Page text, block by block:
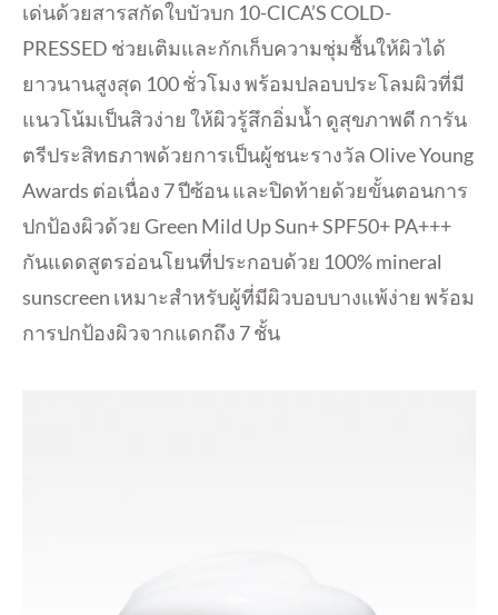
เด่นด้วยสารสกัดใบบัวบก 10-CICA’S COLD-
PRESSED ช่วยเติมและกักเก็บความชุ่มชื้นให้ผิวได้
ยาวนานสูงสุด 100 ชั่วโมง พร้อมปลอบประโลมผิวที่มี
แนวโน้มเป็นสิวง่าย ให้ผิวรู้สึกอิ่มน้ำ ดูสุขภาพดี การัน
ตรีประสิทธภาพด้วยการเป็นผู้ชนะรางวัล Olive Young
Awards ต่อเนื่อง 7 ปีซ้อน และปิดท้ายด้วยขั้นตอนการ
ปกป้องผิวด้วย Green Mild Up Sun+ SPF50+ PA+++
กันแดดสูตรอ่อนโยนที่ประกอบด้วย 100% mineral
sunscreen เหมาะสำหรับผู้ที่มีผิวบอบบางแพ้ง่าย พร้อม
การปกป้องผิวจากแดกถึง 7 ชั้น